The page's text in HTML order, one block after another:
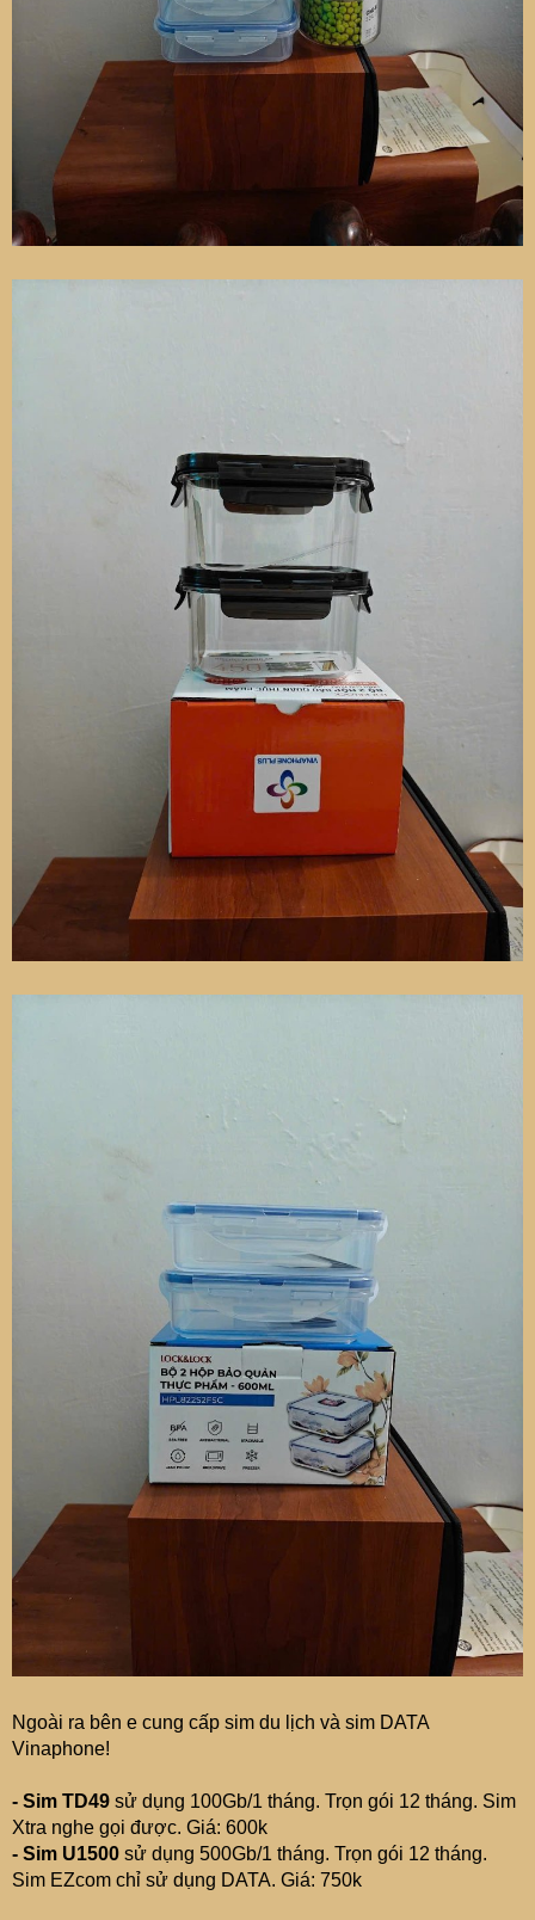
Ngoài ra bên e cung cấp sim du lịch và sim DATA
Vinaphone!
- Sim TD49 sử dụng 100Gb/1 tháng. Trọn gói 12 tháng. Sim
Xtra nghe gọi được. Giá: 600k
- Sim U1500 sử dụng 500Gb/1 tháng. Trọn gói 12 tháng.
Sim EZcom chỉ sử dụng DATA. Giá: 750k